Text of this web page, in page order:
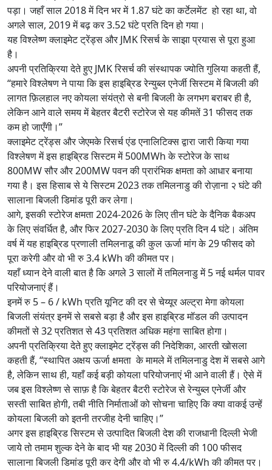
पड़ा। जहाँ साल 2018 में दिन भर में 1.87 घंटे का कर्टेलमेंट हो रहा था, वो
अगले साल, 2019 में बढ़ कर 3.52 घंटे प्रति दिन हो गया।
यह विश्लेष्ण क्लाइमेट ट्रेंड्स और JMK रिसर्च के साझा प्रयास से पूरा हुआ
है।
अपनी प्रतिक्रिया देते हुए JMK रिसर्च की संस्थापक ज्योति गुलिया कहती हैं,
“हमारे विश्लेषण ने पाया कि इस हाइब्रिड रेन्युब्ल एनेर्जी सिस्टम में बिजली की
लागत फ़िलहाल नए कोयला संयंत्रो से बनी बिजली के लगभग बराबर ही है,
लेकिन आने वाले समय में बेहतर बैटरी स्टोरेज से यह कीमतें 31 फीसद तक
कम हो जाएँगी।”
क्लाइमेट ट्रेंड्स और जेएमके रिसर्च एंड एनालिटिक्स द्वारा जारी किया गया
विश्लेषण में इस हाइब्रिड सिस्टम में 500MWh के स्टोरेज के साथ
800MW सौर और 200MW पवन की प्रारंभिक क्षमता को आधार बनाया
गया है। इस हिसाब से ये सिस्टम 2023 तक तमिलनाडु की रोज़ाना २ घंटे की
सालाना बिजली डिमांड पूरी कर लेगा।
आगे, इसकी स्टोरेज क्षमता 2024-2026 के लिए तीन घंटे के दैनिक बैकअप
के लिए संवर्धित है, और फिर 2027-2030 के लिए प्रति दिन 4 घंटे। अंतिम
वर्ष में यह हाइब्रिड प्रणाली तमिलनाडू की कुल ऊर्जा मांग के 29 फीसद को
पूरा करेगी और वो भी रु 3.4 kWh की कीमत पर।
यहाँ ध्यान देने वाली बात है कि अगले 3 सालों में तमिलनाडु में 5 नई थर्मल पावर
परियोजनाएं हैं।
इनमें रु 5 – 6 / kWh प्रति यूनिट की दर से चेय्यूर अल्ट्रा मेगा कोयला
बिजली संयंत्र इनमें से सबसे बड़ा है और इस हाइब्रिड मॉडल की उत्पादन
कीमतों से 32 प्रतिशत से 43 प्रतिशत अधिक महंगा साबित होगा।
अपनी प्रतिक्रिया देते हुए क्लाइमेट ट्रेंड्स की निदेशिका, आरती खोसला
कहती हैं, “स्थापित अक्षय ऊर्जा क्षमता के मामले में तमिलनाडु देश में सबसे आगे
है, लेकिन साथ ही, यहाँ कई बड़ी कोयला परियोजनाएं भी आने वाली हैं। ऐसे में
जब इस विश्लेष्ण से साफ़ है कि बेहतर बैटरी स्टोरेज से रेन्युब्ल एनेर्जी और
सस्ती साबित होगी, तबी नीति निर्माताओं को सोचना चाहिए कि क्या वाकई उन्हें
कोयला बिजली को इतनी तरजीह देनी चाहिए।”
अगर इस हाइब्रिड सिस्टम से उत्पादित बिजली देश की राजधानी दिल्ली भेजी
जाये तो तमाम शुल्क देने के बाद भी यह 2030 में दिल्ली की 100 फीसद
सालाना बिजली डिमांड पूरी कर देगी और वो भी रु 4.4/kWh की कीमत पर।